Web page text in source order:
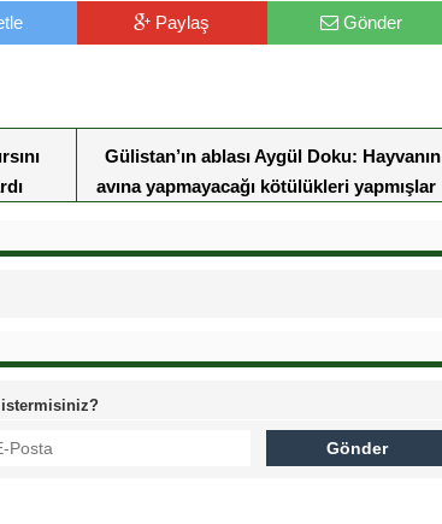
Paylaş Gönder
Gülistan’ın ablası Aygül Doku: Hayvanın
avına yapmayacağı kötülükleri yapmışlar
istermisiniz?